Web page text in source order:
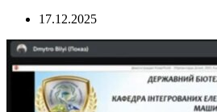
17.12.2025